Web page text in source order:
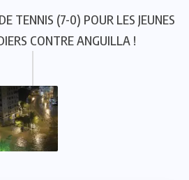
TENNIS (7-0) POUR LES JEUNES
CONTRE ANGUILLA !